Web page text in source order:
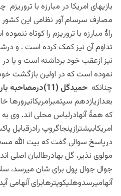
بازیهای امریکا در مبارزه با
مصارف سرسام آور نظامی این کشور
راۀ مبارزه با تروریزم را کوتاه
تداوم آن نیز کمک کرده است . و
نیز ازعقب خود برداشته است و یا
نموده است که در اولین بازگشت
چنانکه حمیدگل (11)درمصاحبه باروزنامۀ ندای ملت
بعدازیازدهم
که همۀ آنهادرلباس محلی اند. وی به
امریکابیشترازپنجاگروپ رادرقبایل
درپاسخ سوالی گفت که بیت الله
مولوی نذیر، گل بهادرطالبان اصلی
جوال جوال پول برای شان میرسد،
آنهامیرسدوهلیکوپترهابرای آنهامی آید